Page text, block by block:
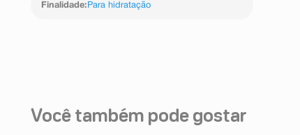
Finalidade: Para hidratação
Você também pode gostar